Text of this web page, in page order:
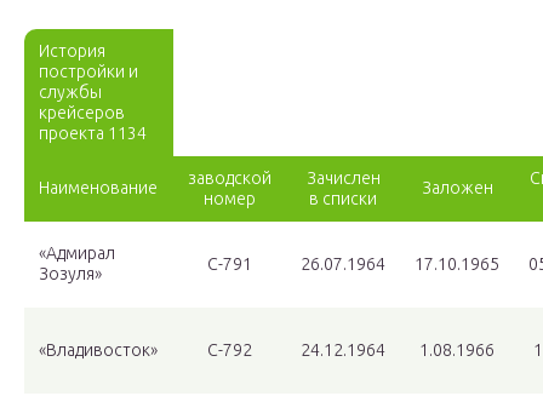
История
постройки и
службы
крейсеров
проекта 1134
Наименование
заводской
номер
Зачислен
в списки
Заложен
«Адмирал
Зозуля»
С-791 26.07.1964 17.10.1965
«Владивосток» С-792 24.12.1964 1.08.1966